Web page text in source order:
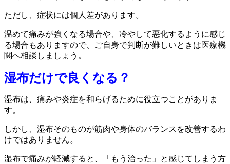
ただし、症状には個人差があります。
温めて痛みが強くなる場合や、冷やして悪化するように感じ
る場合もありますので、ご自身で判断が難しいときは医療機
関へ相談しましょう。
湿布だけで良くなる？
湿布は、痛みや炎症を和らげるために役立つことがありま
す。
しかし、湿布そのものが筋肉や身体のバランスを改善するわ
けではありません。
湿布で痛みが軽減すると、「もう治った」と感じてしまう方